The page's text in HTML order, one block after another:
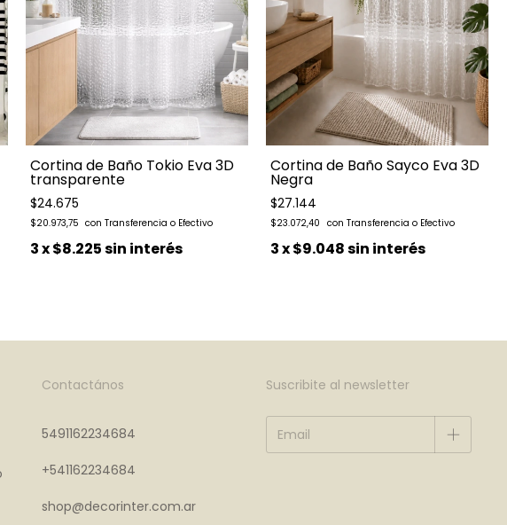
Cortina de Baño Tokio Eva 3D
transparente
$24.675
$20.973,75
3x$8.225sin interés
Cortina de Baño Sayco Eva 3D
Negra
$27.144
$23.072,40
3x$9.048sin interés
Contactános
5491162234684
+541162234684
shop@decorinter.com.ar
Suscribite al newsletter